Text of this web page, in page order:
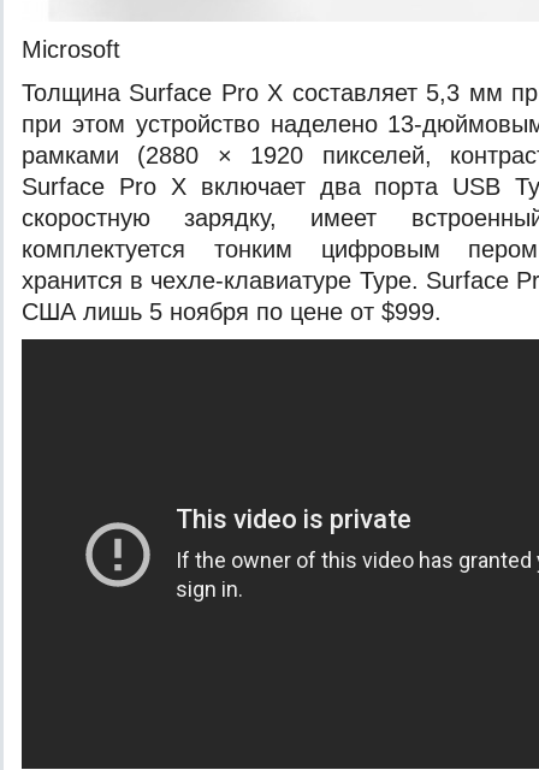
Microsoft
Толщина Surface Pro X составляет 5,3 мм
при этом устройство наделено 13-
рамками (2880 × 1920 пикселей,
Surface Pro X включает два порта USB
скоростную зарядку, имеет
комплектуется тонким цифровым
хранится в чехле-клавиатуре Type. Surface
США лишь 5 ноября по цене от $999.